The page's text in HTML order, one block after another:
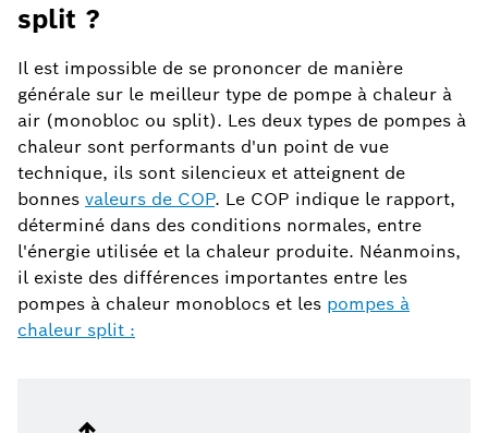
split ?
Il est impossible de se prononcer de manière
générale sur le meilleur type de pompe à chaleur à
air (monobloc ou split). Les deux types de pompes à
chaleur sont performants d'un point de vue
technique, ils sont silencieux et atteignent de
bonnes valeurs de COP. Le COP indique le rapport,
déterminé dans des conditions normales, entre
l'énergie utilisée et la chaleur produite. Néanmoins,
il existe des différences importantes entre les
pompes à chaleur monoblocs et les pompes à
chaleur split :